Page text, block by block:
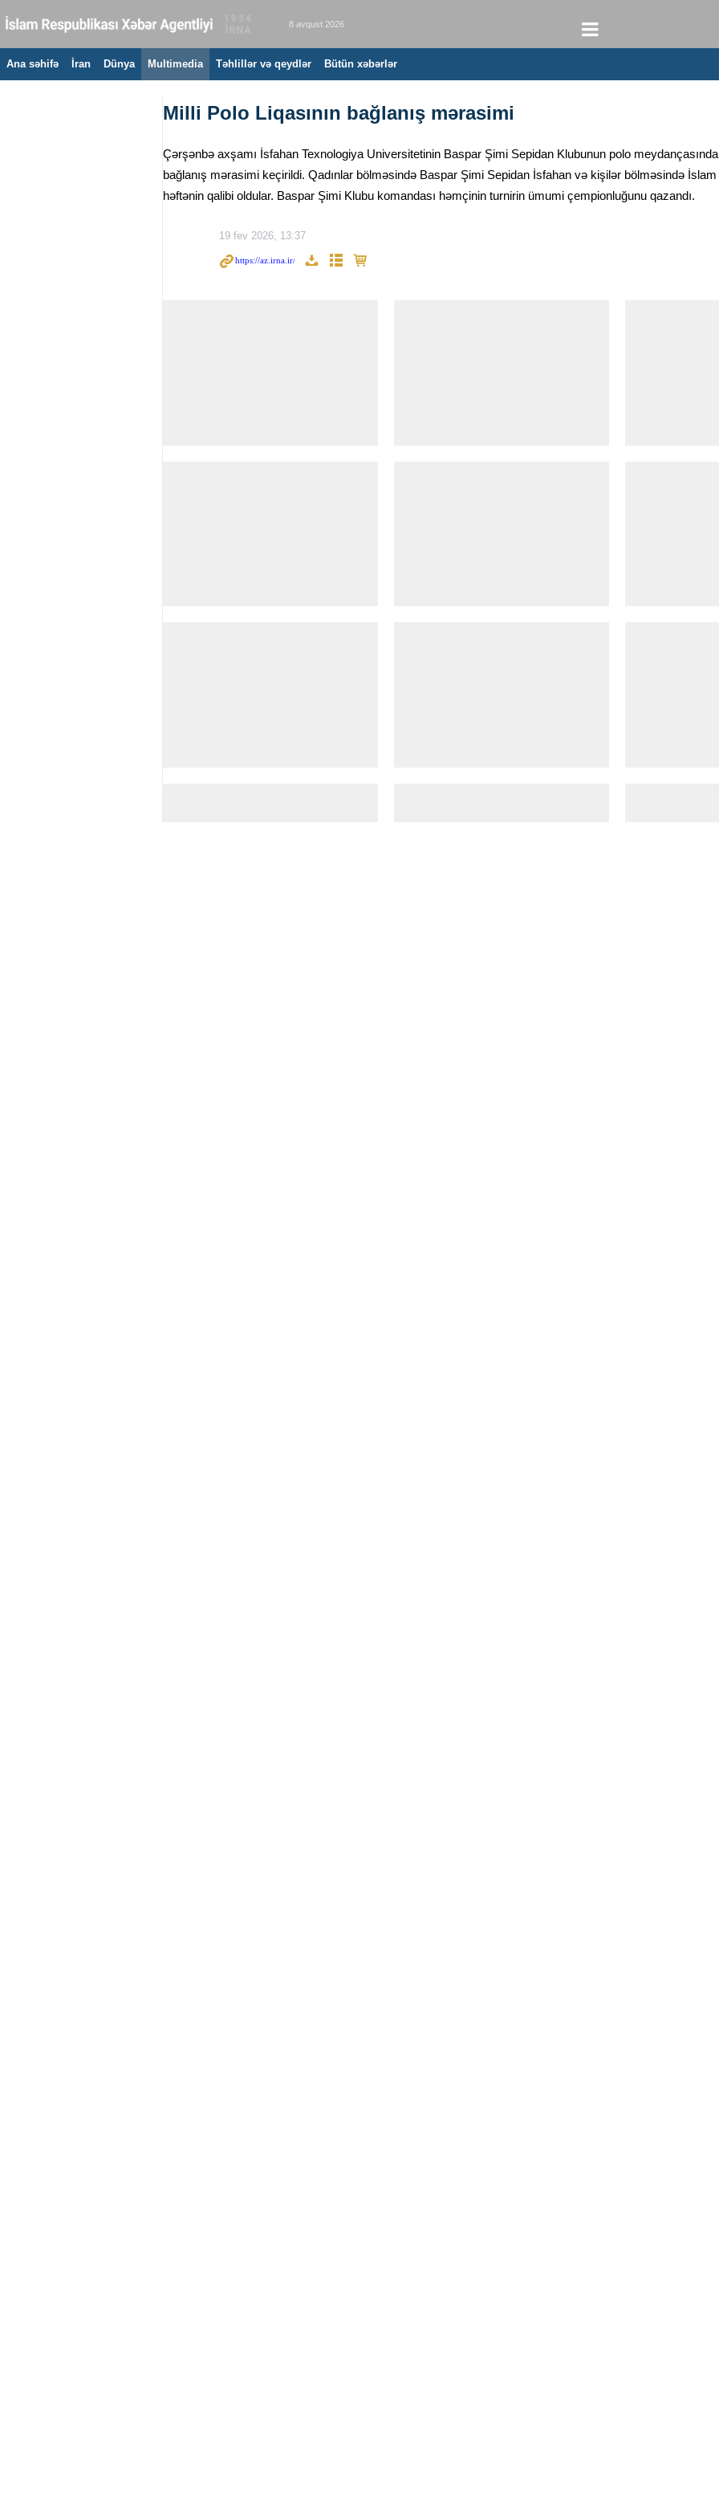
8 avqust 2026
Ana səhifə İran Dünya Multimedia Təhlillər və qeydlər Bütün xəbərlər
Milli Polo Liqasının bağlanış mərasimi
Çərşənbə axşamı İsfahan Texnologiya Universitetinin Baspar Şimi Sepidan Klubunun polo
bağlanış mərasimi keçirildi. Qadınlar bölməsində Baspar Şimi Sepidan İsfahan və kişilər bölməsində
həftənin qalibi oldular. Baspar Şimi Klubu komandası həmçinin turnirin ümumi çempionluğunu qazandı.
19 fev 2026, 13:37